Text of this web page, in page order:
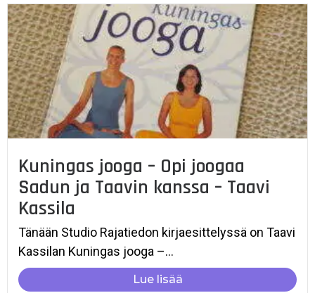
Kuningas jooga – Opi joogaa
Sadun ja Taavin kanssa – Taavi
Kassila
Tänään Studio Rajatiedon kirjaesittelyssä on Taavi
Kassilan Kuningas jooga –...
Lue lisää